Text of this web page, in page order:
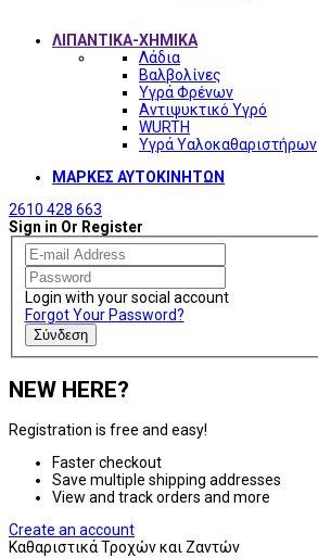
ΛΙΠΑΝΤΙΚΑ-ΧΗΜΙΚΑ
Λάδια
Βαλβολίνες
Υγρά Φρένων
Αντιψυκτικό Υγρό
WURTH
Υγρά Υαλοκαθαριστήρων
ΜΑΡΚΕΣ ΑΥΤΟΚΙΝΗΤΩΝ
2610 428 663
Sign in Or Register
Login with your social account
Forgot Your Password?
Σύνδεση
NEW HERE?
Registration is free and easy!
Faster checkout
Save multiple shipping addresses
View and track orders and more
Create an account
Καθαριστικά Τροχών και Ζαντών